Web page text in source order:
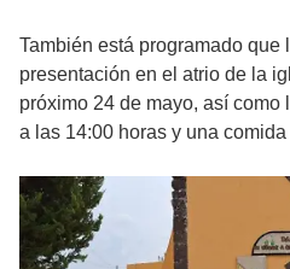
También está programado que
presentación en el atrio de la
próximo 24 de mayo, así
a las 14:00 horas y una